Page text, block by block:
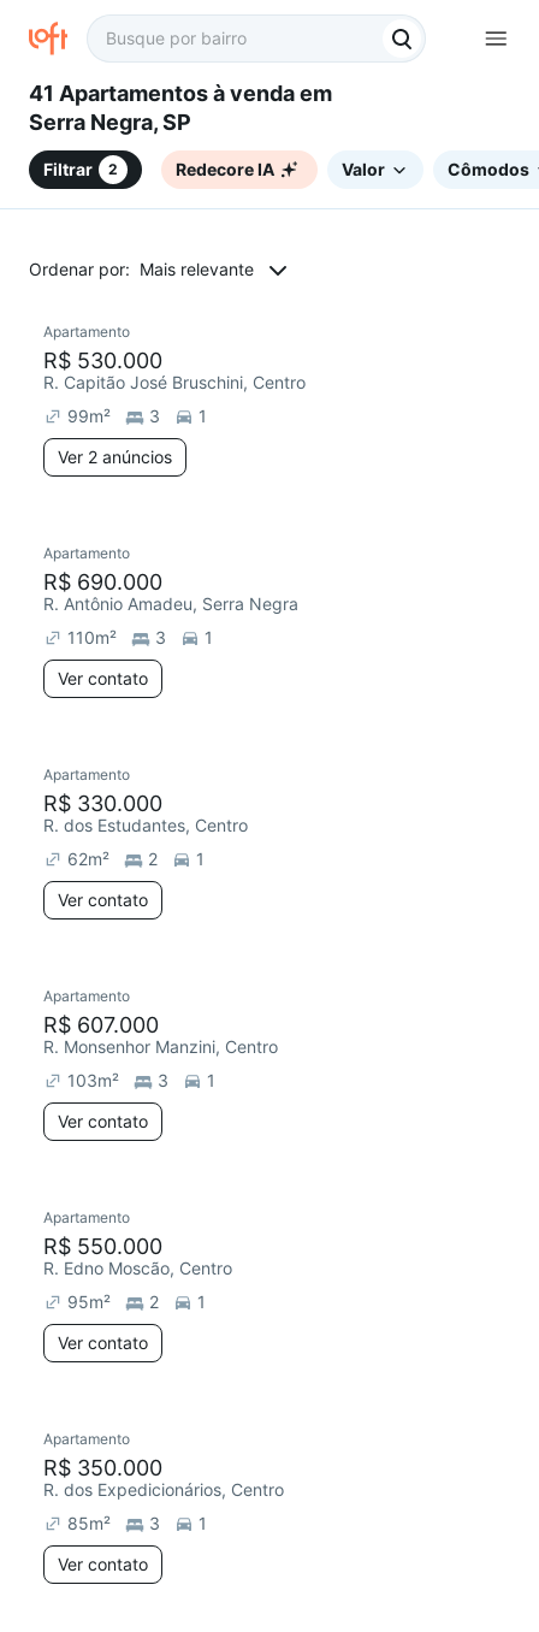
41 Apartamentos à venda em
Serra Negra, SP
Filtrar 2 Redecore IA Valor Cômodos
Ordenar por: Mais relevante
Apartamento
R$ 530.000
R. Capitão José Bruschini, Centro
99m² 3
1
Ver 2 anúncios
Apartamento
R$ 690.000
R. Antônio Amadeu, Serra Negra
110m² 3
1
Ver contato
Apartamento
R$ 330.000
R. dos Estudantes, Centro
62m² 2
1
Ver contato
Apartamento
R$ 607.000
R. Monsenhor Manzini, Centro
103m² 3
1
Ver contato
Redecorar
Apartamento
R$ 550.000
R. Edno Moscão, Centro
95m² 2
1
Ver contato
Apartamento
R$ 350.000
R. dos Expedicionários, Centro
85m² 3
1
Ver contato